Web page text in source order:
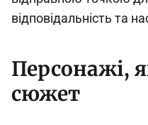
відповідальність та
Персонажі,
сюжет